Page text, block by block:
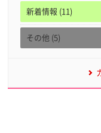
新着情報 (11)
その他 (5)